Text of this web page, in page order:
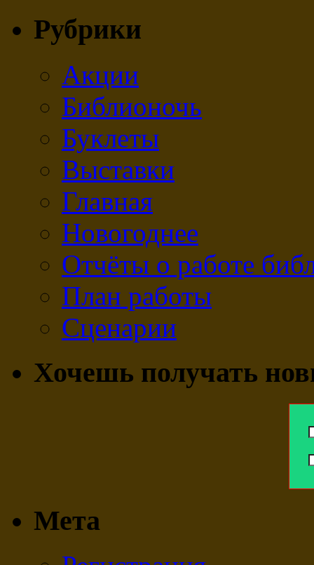
Рубрики
Акции
Библионочь
Буклеты
Выставки
Главная
Новогоднее
Отчёты о работе
План работы
Сценарии
Хочешь получать
Мета